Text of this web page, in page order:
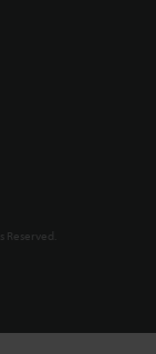
Reserved.